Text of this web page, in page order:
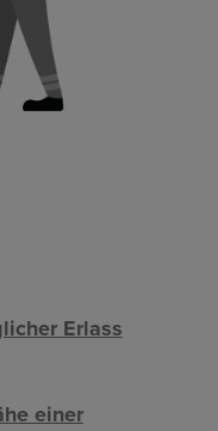
Erlass
einer